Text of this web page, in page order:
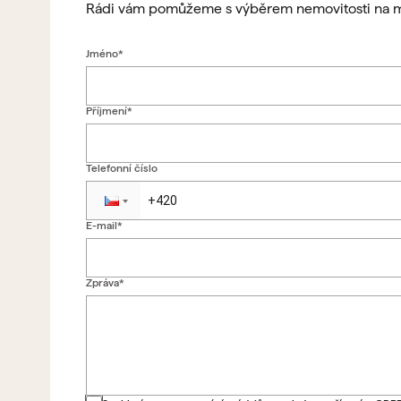
Rádi vám pomůžeme s výběrem nemovitosti na
Jméno*
Příjmení*
Telefonní číslo
E-mail*
Zpráva*